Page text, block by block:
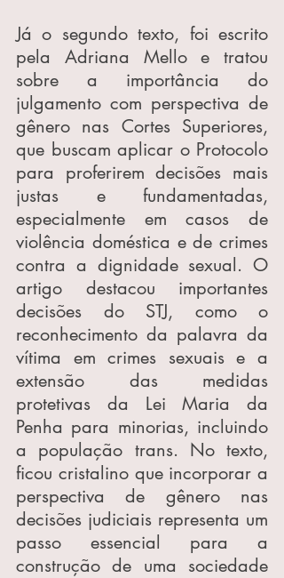
Já o segundo texto, foi escrito
pela Adriana Mello e tratou
sobre a importância do
julgamento com perspectiva de
gênero nas Cortes Superiores,
que buscam aplicar o Protocolo
para proferirem decisões mais
justas e fundamentadas,
especialmente em casos de
violência doméstica e de crimes
contra a dignidade sexual. O
artigo destacou importantes
decisões do STJ, como o
reconhecimento da palavra da
vítima em crimes sexuais e a
extensão das medidas
protetivas da Lei Maria da
Penha para minorias, incluindo
a população trans. No texto,
ficou cristalino que incorporar a
perspectiva de gênero nas
decisões judiciais representa um
passo essencial para a
construção de uma sociedade